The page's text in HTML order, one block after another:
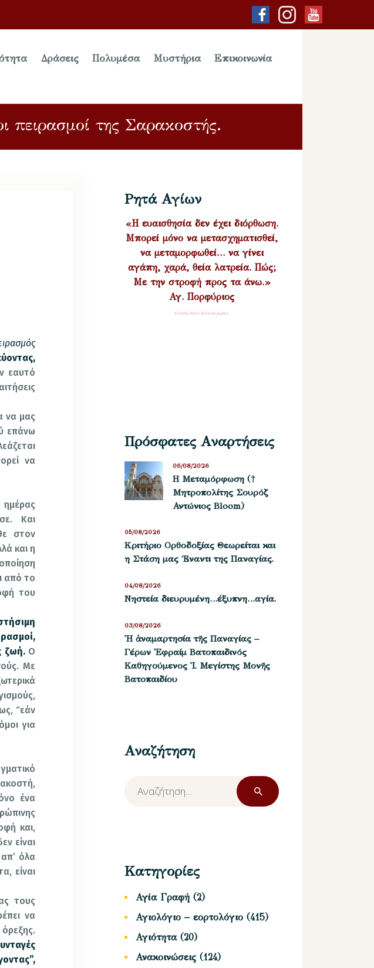
Δράσεις Πολυμέσα Μυστήρια Επικοινωνία
πειρασμοί της Σαρακοστής.
εαυτό
να μας
επάνω
να
Και
στον
και η
από το
του
ζωή. Ο
Με
“εάν
για
ένα
και,
είναι
όλα
είναι
τους
να
Ρητά Αγίων
«Η ευαισθησία δεν έχει διόρθωση.
Μπορεί μόνο να μετασχηματισθεί,
να μεταμορφωθεί… να γίνει
αγάπη, χαρά, θεία λατρεία. Πώς;
Με την στροφή προς τα άνω.»
Αγ. Πορφύριος
Σύναξη Νέων Παλαιοχωρίου
Πρόσφατες Αναρτήσεις
Η Μεταμόρφωση (†
Μητροπολίτης Σουρόζ
Αντώνιος Bloom)
06/08/2026
Kριτήριο Oρθοδοξίας Θεωρείται και
η Στάση μας ΄Εναντι της Παναγίας.
05/08/2026
Νηστεία διευρυμένη…έξυπνη…αγία.
04/08/2026
Ἡ ἀναμαρτησία τῆς Παναγίας –
Γέρων Ἐφραίμ Βατοπαιδινός
Καθηγούμενος Ἱ. Μεγίστης Μονῆς
Βατοπαιδίου
03/08/2026
Αναζήτηση
Αναζήτηση
για:
Κατηγορίες
Αγία Γραφή (2)
Αγιολόγιο – εορτολόγιο (415)
Αγιότητα(20)
Ανακοινώσεις (124)